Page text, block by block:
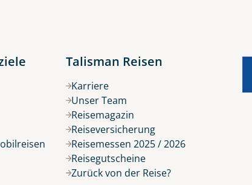
Talisman Reisen
Karriere
Unser Team
Reisemagazin
Reiseversicherung
Reisemessen 2025 / 2026
Reisegutscheine
Zurück von der Reise?